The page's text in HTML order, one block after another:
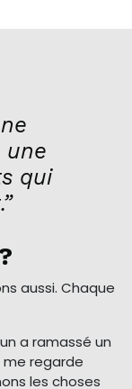
une
qui
aussi. Chaque
a ramassé un
me regarde
les choses